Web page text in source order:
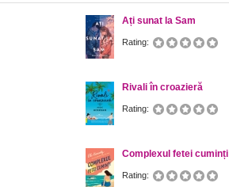
Ați sunat la Sam
Rating:
Rivali în croazieră
Rating:
Complexul fetei cuminți
Rating: